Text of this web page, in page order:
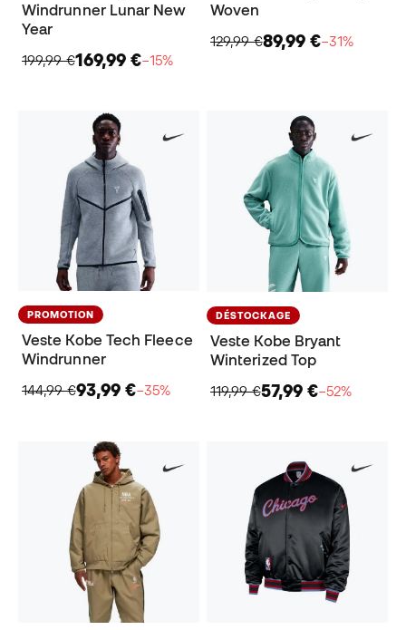
Windrunner Lunar New
Year
199,99 €169,99 €−15%
Woven
129,99 €89,99 €−31%
PROMOTION
Veste Kobe Tech Fleece
Windrunner
144,99 €93,99 €−35%
DÉSTOCKAGE
Veste Kobe Bryant
Winterized Top
119,99 €57,99 €−52%